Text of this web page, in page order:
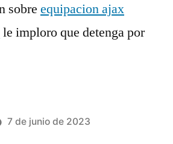
sobre equipacion ajax
le imploro que detenga por
7 de junio de 2023